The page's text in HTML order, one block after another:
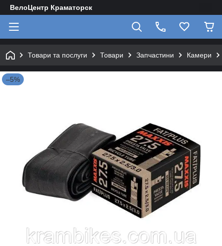
ВелоЦентр Краматорск
Товари та послуги Товари Запчастини Камери
–5%